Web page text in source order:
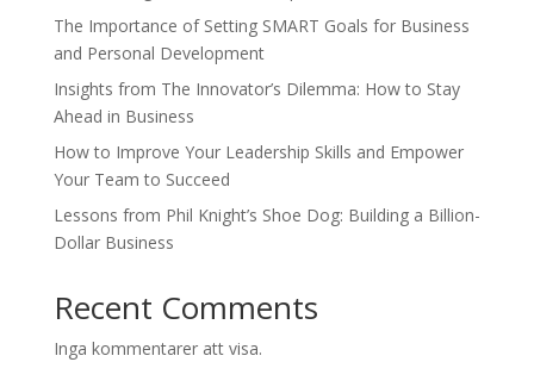
The Importance of Setting SMART Goals for Business
and Personal Development
Insights from The Innovator’s Dilemma: How to Stay
Ahead in Business
How to Improve Your Leadership Skills and Empower
Your Team to Succeed
Lessons from Phil Knight’s Shoe Dog: Building a Billion-
Dollar Business
Recent Comments
Inga kommentarer att visa.